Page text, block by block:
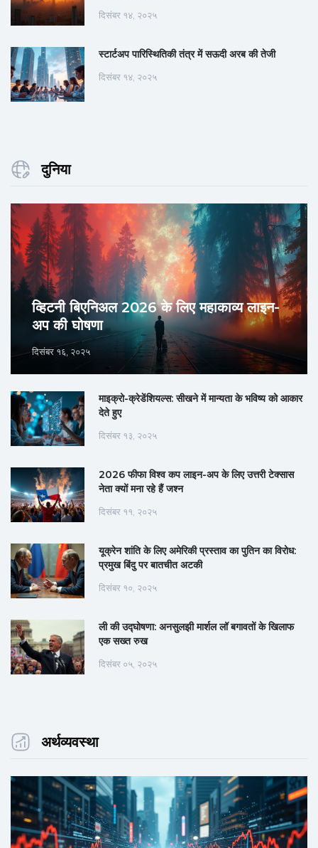
दिसंबर १४, २०२५
स्टार्टअप पारिस्थितिकी तंत्र में सऊदी अरब की तेजी
दिसंबर १४, २०२५
दुनिया
व्हिटनी बिएनिअल 2026 के लिए महाकाव्य लाइन-
अप की घोषणा
दिसंबर १६, २०२५
माइक्रो-क्रेडेंशियल्स: सीखने में मान्यता के भविष्य को आकार
देते हुए
दिसंबर १३, २०२५
2026 फीफा विश्व कप लाइन-अप के लिए उत्तरी टेक्सास
नेता क्यों मना रहे हैं जश्न
दिसंबर ११, २०२५
यूक्रेन शांति के लिए अमेरिकी प्रस्ताव का पुतिन का विरोध:
प्रमुख बिंदु पर बातचीत अटकी
दिसंबर १०, २०२५
ली की उद्घोषणा: अनसुलझी मार्शल लॉ बगावतों के खिलाफ
एक सख्त रुख
दिसंबर ०५, २०२५
अर्थव्यवस्था